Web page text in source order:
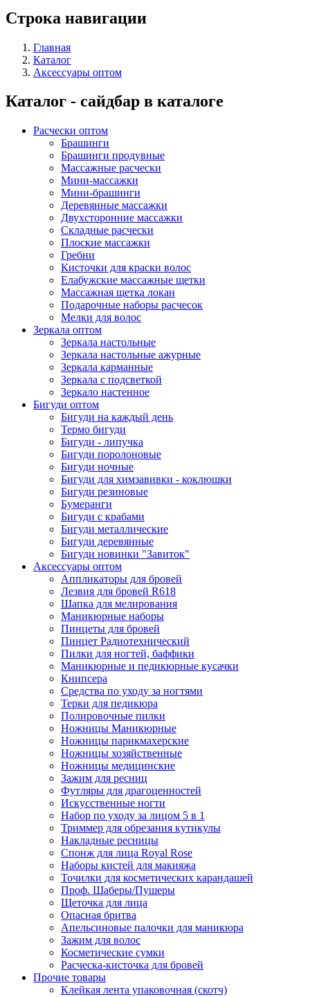
Строка навигации
Главная
Каталог
Аксессуары оптом
Каталог - сайдбар в каталоге
Расчески оптом
Брашинги
Брашинги продувные
Mассажные расчески
Mини-массажки
Мини-брашинги
Деревянные массажки
Двухсторонние массажки
Складные расчески
Плоские массажки
Гребни
Кисточки для краски волос
Елабужские массажные щетки
Массажная щетка локан
Подарочные наборы расчесок
Мелки для волос
Зеркала оптом
Зеркала настольные
Зеркала настольные ажурные
Зеркала карманные
Зеркала с подсветкой
Зеркало настенное
Бигуди оптом
Бигуди на каждый день
Термо бигуди
Бигуди - липучка
Бигуди поролоновые
Бигуди ночные
Бигуди для химзавивки - коклюшки
Бигуди резиновые
Бумеранги
Бигуди с крабами
Бигуди металлические
Бигуди деревянные
Бигуди новинки "Завиток"
Аксессуары оптом
Аппликаторы для бровей
Лезвия для бровей R618
Шапка для мелирования
Маникюрные наборы
Пинцеты для бровей
Пинцет Радиотехнический
Пилки для ногтей, баффики
Маникюрные и педикюрные кусачки
Книпсера
Средства по уходу за ногтями
Терки для педикюра
Полировочные пилки
Ножницы Маникюрные
Ножницы парикмахерские
Ножницы хозяйственные
Ножницы медицинские
Зажим для ресниц
Футляры для драгоценностей
Искусственные ногти
Набор по уходу за лицом 5 в 1
Триммер для обрезания кутикулы
Накладные ресницы
Спонж для лица Royal Rose
Наборы кистей для макияжа
Точилки для косметических карандашей
Проф. Шаберы/Пушеры
Щеточка для лица
Опасная бритва
Апельсиновые палочки для маникюра
Зажим для волос
Косметические сумки
Расческа-кисточка для бровей
Прочие товары
Клейкая лента упаковочная (скотч)